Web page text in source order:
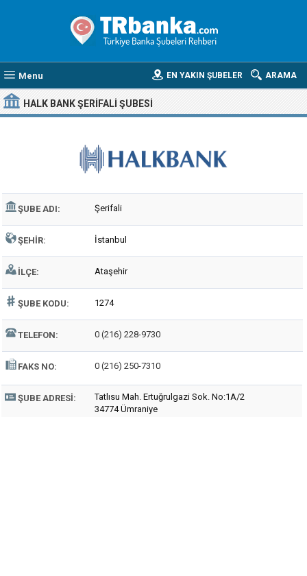
Menu ARAMA
EN YAKIN ŞUBELER
HALK BANK ŞERIFALI ŞUBESI
ŞUBE ADI: Şerifali
ŞEHIR: İstanbul
İLÇE: Ataşehir
ŞUBE KODU: 1274
TELEFON: 0 (216) 228-9730
FAKS NO: 0 (216) 250-7310
ŞUBE ADRESI:
Tatlısu Mah. Ertuğrulgazi Sok. No:1A/2
34774 Ümraniye